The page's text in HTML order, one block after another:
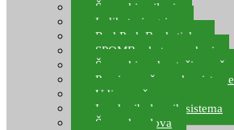
Šaranski najloni
Indikatori ugriza
Rod Pod, Banksticks
SPOMB rakete, markeri
Šaranski podmetači, mreže
Pernice za šaranske sisteme
Udice za šarana, amura
Izrada ribolovnih sistema
Šaranska olova